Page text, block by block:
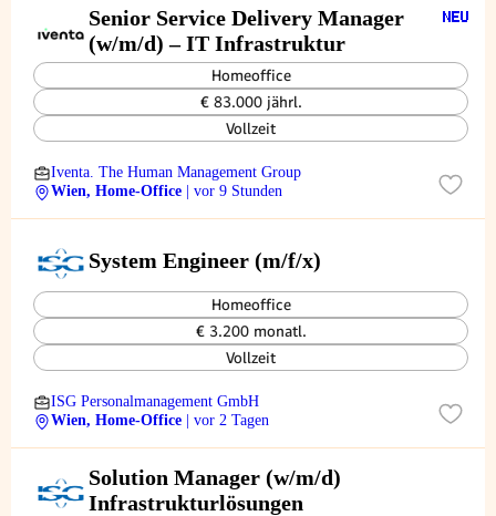
Senior Service Delivery Manager
(w/m/d) – IT Infrastruktur
Homeoffice
€ 83.000 jährl.
Vollzeit
Iventa. The Human Management Group
Wien, Home-Office
| vor 9 Stunden
System Engineer (m/f/x)
Homeoffice
€ 3.200 monatl.
Vollzeit
ISG Personalmanagement GmbH
Wien, Home-Office
| vor 2 Tagen
Solution Manager (w/m/d)
Infrastrukturlösungen